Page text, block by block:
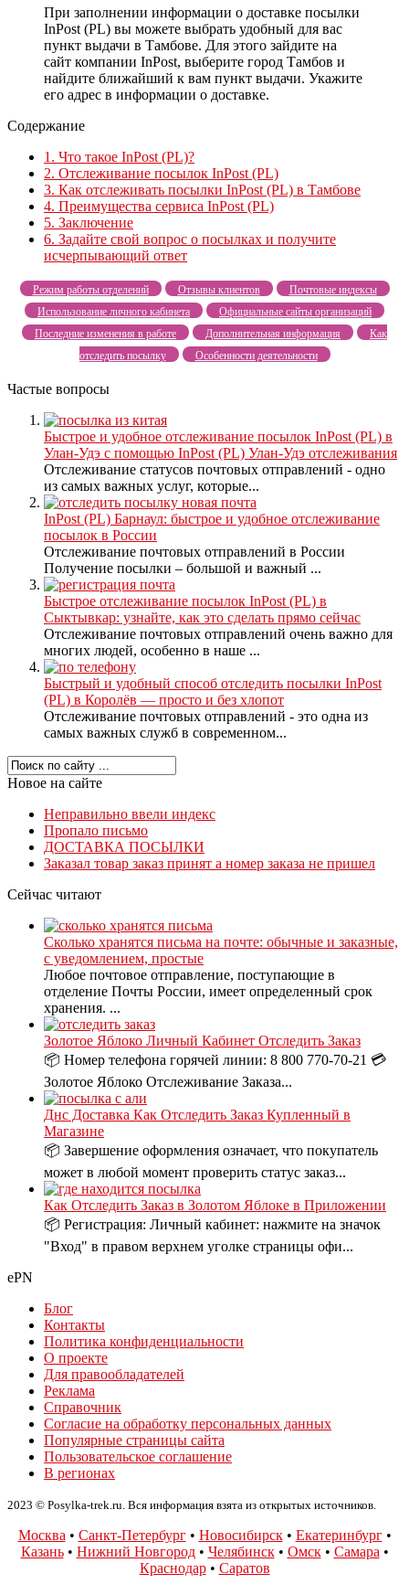
При заполнении информации о доставке посылки
InPost (PL) вы можете выбрать удобный для вас
пункт выдачи в Тамбове. Для этого зайдите на
сайт компании InPost, выберите город Тамбов и
найдите ближайший к вам пункт выдачи. Укажите
его адрес в информации о доставке.
Содержание
1. Что такое InPost (PL)?
2. Отслеживание посылок InPost (PL)
3. Как отслеживать посылки InPost (PL) в Тамбове
4. Преимущества сервиса InPost (PL)
5. Заключение
6. Задайте свой вопрос о посылках и получите
исчерпывающий ответ
Режим работы отделений Отзывы клиентов
Почтовые индексы
Использование личного кабинета
Официальные сайты организаций
Последние изменения в работе
Дополнительная информация
Как
отследить посылку
Особенности деятельности
Частые вопросы
Быстрое и удобное отслеживание посылок InPost (PL) в
Улан-Удэ с помощью InPost (PL) Улан-Удэ отслеживания
Отслеживание статусов почтовых отправлений - одно
из самых важных услуг, которые...
InPost (PL) Барнаул: быстрое и удобное отслеживание
посылок в России
Отслеживание почтовых отправлений в России
Получение посылки – большой и важный ...
Быстрое отслеживание посылок InPost (PL) в
Сыктывкар: узнайте, как это сделать прямо сейчас
Отслеживание почтовых отправлений очень важно для
многих людей, особенно в наше ...
Быстрый и удобный способ отследить посылки InPost
(PL) в Королёв — просто и без хлопот
Отслеживание почтовых отправлений - это одна из
самых важных служб в современном...
Новое на сайте
Неправильно ввели индекс
Пропало письмо
ДОСТАВКА ПОСЫЛКИ
Заказал товар заказ принят а номер заказа не пришел
Сейчас читают
Сколько хранятся письма на почте: обычные и заказные,
с уведомлением, простые
Любое почтовое отправление, поступающие в
отделение Почты России, имеет определенный срок
хранения. ...
Золотое Яблоко Личный Кабинет Отследить Заказ
📦 Номер телефона горячей линии: 8 800 770-70-21 💳
Золотое Яблоко Отслеживание Заказа...
Днс Доставка Как Отследить Заказ Купленный в
Магазине
📦 Завершение оформления означает, что покупатель
может в любой момент проверить статус заказ...
Как Отследить Заказ в Золотом Яблоке в Приложении
📦 Регистрация: Личный кабинет: нажмите на значок
"Вход" в правом верхнем уголке страницы офи...
ePN
Блог
Контакты
Политика конфиденциальности
О проекте
Для правообладателей
Реклама
Справочник
Согласие на обработку персональных данных
Популярные страницы сайта
Пользовательское соглашение
В регионах
2023 © Posylka-trek.ru. Вся информация взята из открытых источников.
Москва • Санкт-Петербург• Новосибирск• Екатеринбург•
Казань• Нижний Новгород• Челябинск• Омск• Самара •
Краснодар• Саратов